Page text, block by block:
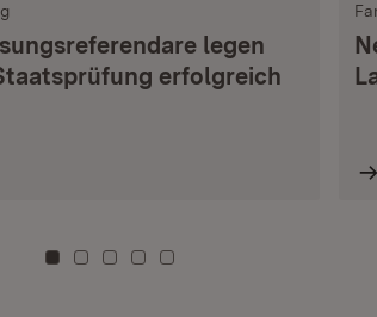
legen
erfolgreich
Zu Kachel: 0
Zu Kachel: 3
Zu Kachel: 6
Zu Kachel: 9
Zu Kachel: 12